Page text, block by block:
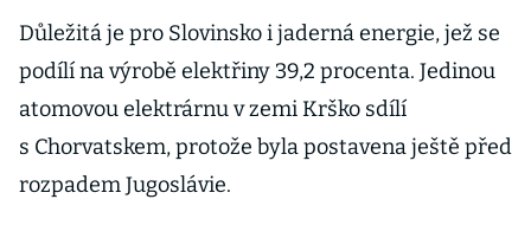
Důležitá je pro Slovinsko i jaderná energie, jež se
podílí na výrobě elektřiny 39,2 procenta. Jedinou
atomovou elektrárnu v zemi Krško sdílí
s Chorvatskem, protože byla postavena ještě před
rozpadem Jugoslávie.